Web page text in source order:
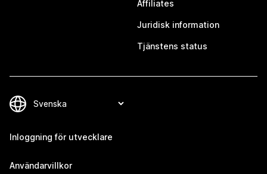
Affiliates
Juridisk information
Tjänstens status
Inloggning för utvecklare
Användarvillkor